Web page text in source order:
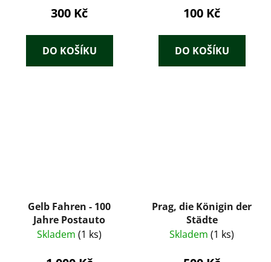
300 Kč
DO KOŠÍKU
100 Kč
DO KOŠÍKU
Gelb Fahren - 100
Jahre Postauto
Skladem (1 ks)
Prag, die Königin der
Städte
Skladem (1 ks)